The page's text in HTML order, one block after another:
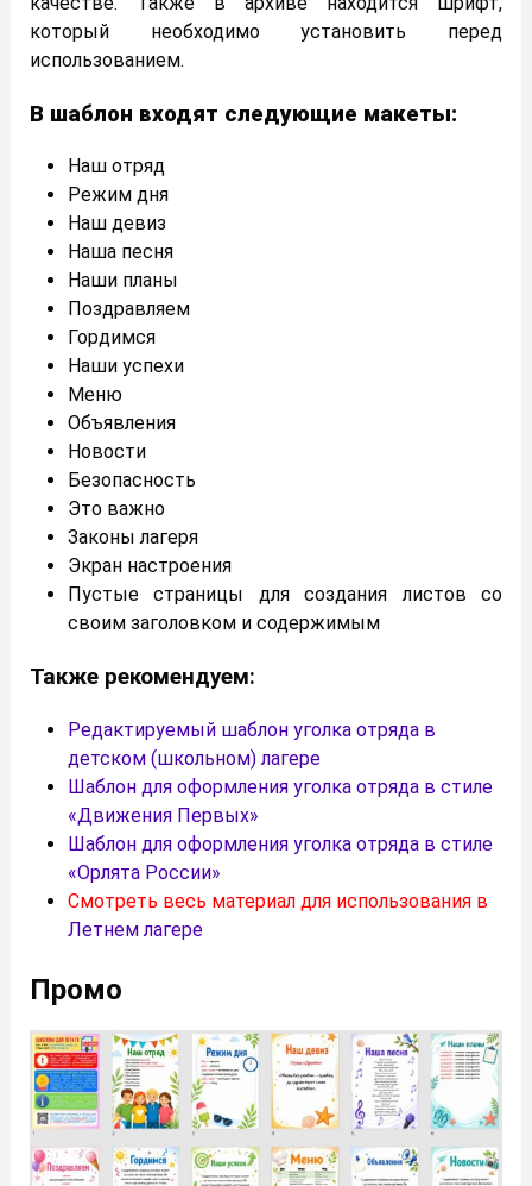
который необходимо установить перед
использованием.
В шаблон входят следующие макеты:
Наш отряд
Режим дня
Наш девиз
Наша песня
Наши планы
Поздравляем
Гордимся
Наши успехи
Меню
Объявления
Новости
Безопасность
Это важно
Законы лагеря
Экран настроения
Пустые страницы для создания листов со
своим заголовком и содержимым
Также рекомендуем:
Редактируемый шаблон уголка отряда в
детском (школьном) лагере
Шаблон для оформления уголка отряда в стиле
«Движения Первых»
Шаблон для оформления уголка отряда в стиле
«Орлята России»
Смотреть весь материал для использования в
Летнем лагере
Промо